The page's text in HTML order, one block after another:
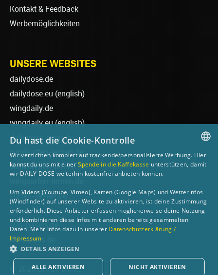
Kontakt & Feedback
Werbemöglichkeiten
UNSERE WEBSITES
dailydose.de
dailydose.eu (english)
wingdaily.de
wingdaily.eu(english)
dailydose-shop.de
windsurfen-lernen.de
wellenreiten-lernen.de
surfen-lernen.de
foilsurfen.de
sup-basics.de
ski-basics.de
© 2026 DAILY DOSE
GERMAN
Du hast die Cookie-Kontrolle
Wir verzichten komplett auf trackende/personalisierte Werbung. Hier
kannst du uns mit einerSpende in die Kaffekasse unterstützen, damit
wir DAILY DOSE weiterhin kostenfrei anbieten können.
Um Videos (Youtube, Vimeo), Karten (Google Maps) und Wetterinfos
(Windfinder) auf unserer Website zu aktivieren, ist deine Zustimmung
erforderlich. Diese Anbieter erfassen möglicherweise deine Nutzung
und kombinieren diese Infos mit anderen bereits gesammelten
Daten. Mehr Infos dazu in unserer Datenschutzerklärung /
Impressum
DETAILS ANZEIGEN
ALLE AKTIVIEREN NICHT AKTIVIEREN